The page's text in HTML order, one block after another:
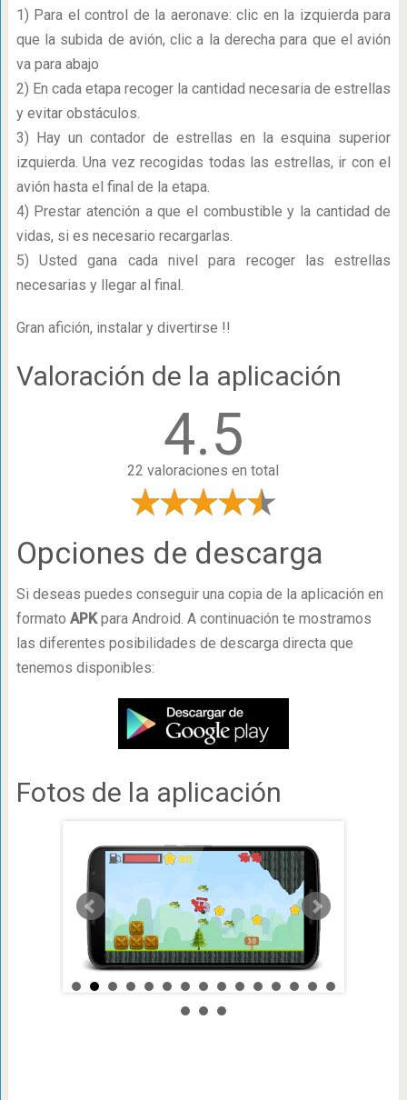
1) Para el control de la aeronave: clic en la izquierda para
que la subida de avión, clic a la derecha para que el avión
va para abajo
2) En cada etapa recoger la cantidad necesaria de estrellas
y evitar obstáculos.
3) Hay un contador de estrellas en la esquina superior
izquierda. Una vez recogidas todas las estrellas, ir con el
avión hasta el final de la etapa.
4) Prestar atención a que el combustible y la cantidad de
vidas, si es necesario recargarlas.
5) Usted gana cada nivel para recoger las estrellas
necesarias y llegar al final.
Gran afición, instalar y divertirse !!
Valoración de la aplicación
4.5
22 valoraciones en total
Opciones de descarga
Si deseas puedes conseguir una copia de la aplicación en
formato APKpara Android. A continuación te mostramos
las diferentes posibilidades de descarga directa que
tenemos disponibles:
Fotos de la aplicación